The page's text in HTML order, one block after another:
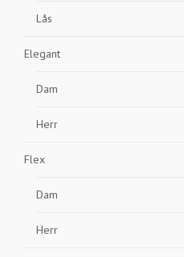
Lås
Elegant
Dam
Herr
Flex
Dam
Herr